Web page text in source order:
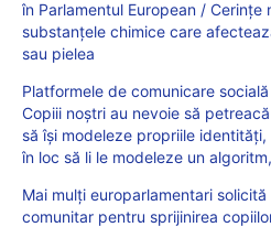
în Parlamentul European / Cerințe
substanțele chimice care
sau pielea
Platformele de comunicare
Copiii noștri au nevoie să
să își modeleze propriile
în loc să li le modeleze un
Mai mulți europarlamentari
comunitar pentru sprijinirea